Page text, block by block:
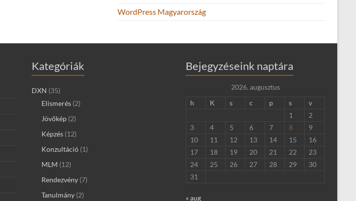
WordPress Magyarország
Kategóriák
DXN (35)
Elismerés (2)
Jövőkép (2)
Képzés (12)
Konzultáció (1)
MLM (12)
Rendezvény (7)
Tanulmány (2)
Bejegyzéseink naptára
2026. augusztus
h
K s c p s
v
1
2
3
4 5 6 7 8
9
10
11 12 13 14 15
16
17
18 19 20 21 22
23
24
25 26 27 28 29
30
31
« aug